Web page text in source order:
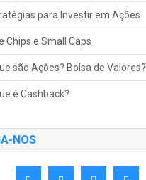
para Investir em Ações
Chips e Small Caps
são Ações? Bolsa de Valores?
é Cashback?
NOS